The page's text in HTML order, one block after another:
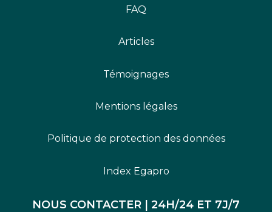
FAQ
Articles
Témoignages
Mentions légales
Politique de protection des données
Index Egapro
NOUS CONTACTER | 24H/24 ET 7J/7